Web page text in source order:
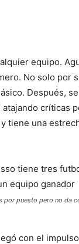
equipo.
No solo por
Después,
críticas
tiene una
puesto pero no da
con el